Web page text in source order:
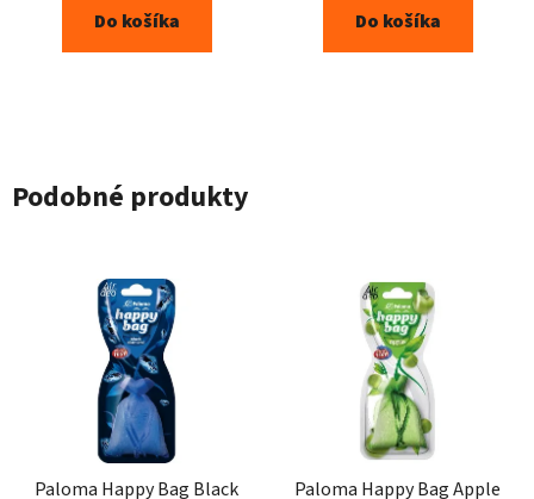
Do košíka Do košíka
Podobné produkty
Paloma Happy Bag Black
Paloma Happy Bag Apple